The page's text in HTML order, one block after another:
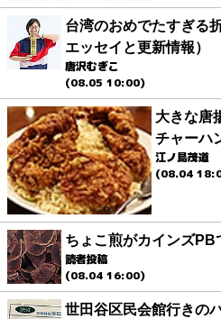
台湾のおめでたすぎる
エッセイと更新情報）
唐沢むぎこ
(08.05 10:00)
大きな唐
チャーハ
江ノ島茂道
(08.04
ちょこ煎がカインズPB
読者投稿
(08.04 16:00)
世田谷区民会館行きの